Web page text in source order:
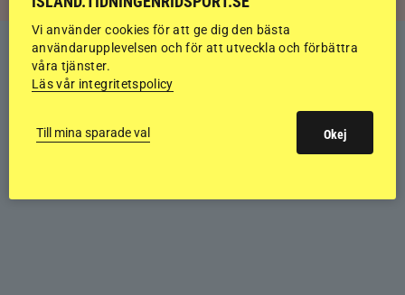
Vi använder cookies för att ge dig den bästa
användarupplevelsen och för att utveckla och förbättra
våra tjänster.
Läs vår integritetspolicy
Till mina sparade val Okej